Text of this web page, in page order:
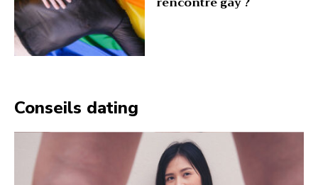
Conseils dating